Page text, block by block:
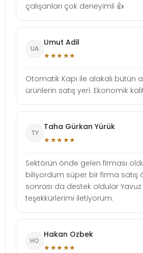
çalışanları çok deneyimli 👍
UA
Umut Adil
★★★★★
Otomatik Kapı ile alakalı bütün
ürünlerin satış yeri. Ekonomik
TY
Taha Gürkan Yürük
★★★★★
Sektörün önde gelen firması
biliyordum süper bir firma satış
sonrası da destek oldular
teşekkürlerimi iletiyorum.
HO
Hakan Ozbek
★★★★★